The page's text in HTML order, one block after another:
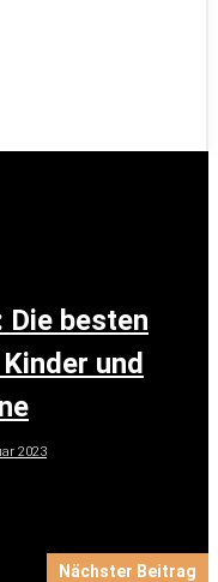
Die besten
und
2023
Nächster Beitrag